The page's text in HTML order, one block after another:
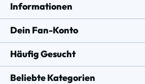
Informationen
Dein Fan-Konto
Häufig Gesucht
Beliebte Kategorien